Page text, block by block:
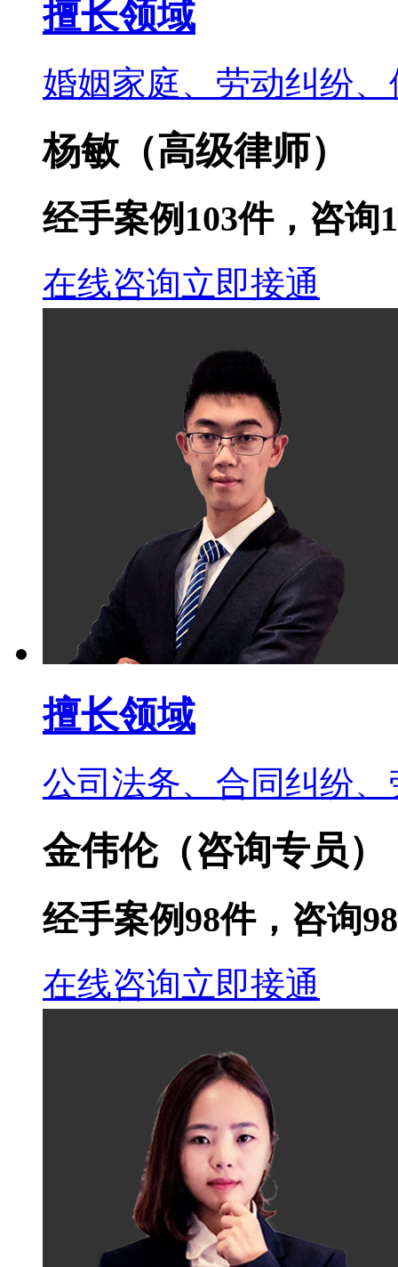
擅长领域
婚姻家庭、劳动纠纷
杨敏 （高级律师）
经手案例 103件，咨询
在线咨询立即接通
擅长领域
公司法务、合同纠纷
金伟伦（咨询专员）
经手案例98件，咨询
在线咨询立即接通